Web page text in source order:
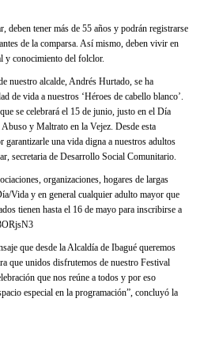
deben tener más de 55 años y podrán registrarse
de la comparsa. Así mismo, deben vivir en
y conocimiento del folclor.
nuestro alcalde, Andrés Hurtado, se ha
de vida a nuestros ‘Héroes de cabello blanco’.
se celebrará el 15 de junio, justo en el Día
y Maltrato en la Vejez. Desde esta
una vida digna a nuestros adultos
secretaria de Desarrollo Social Comunitario.
organizaciones, hogares de largas
Vida y en general cualquier adulto mayor que
tienen hasta el 16 de mayo para inscribirse a
que desde la Alcaldía de Ibagué queremos
que unidos disfrutemos de nuestro Festival
que nos reúne a todos y por eso
especial en la programación”, concluyó la